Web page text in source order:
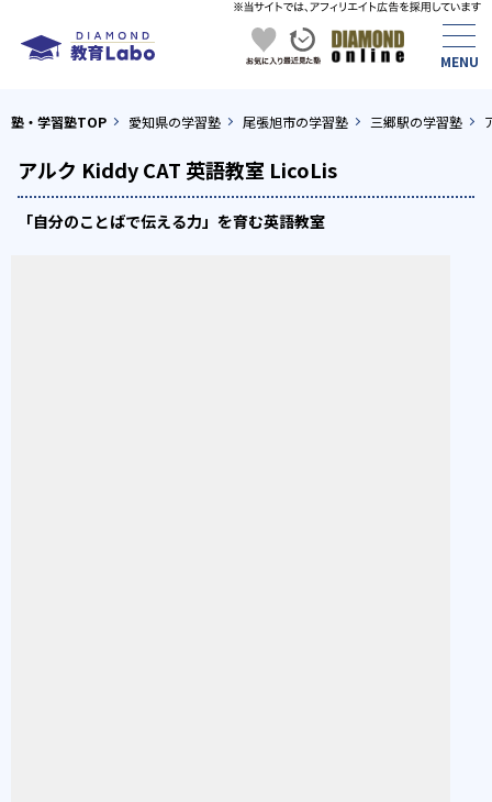
塾・学習塾TOP 愛知県の学習塾 尾張旭市の学習塾 三郷駅の学習塾
アルク Kiddy CAT 英語教室 LicoLis
「自分のことばで伝える力」を育む英語教室